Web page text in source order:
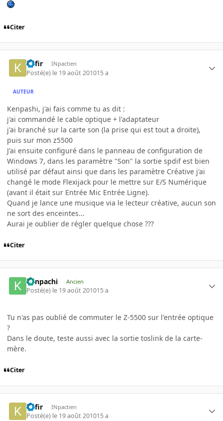
Citer
Kafir INpactien
Posté(e) le 19 août 201015 a
AUTEUR
Kenpashi, j'ai fais comme tu as dit :
j'ai commandé le cable optique + l'adaptateur
j'ai branché sur la carte son (la prise qui est tout a droite),
puis sur mon z5500
J'ai ensuite configuré dans le panneau de configuration de
Windows 7, dans les paramètre "Son" la sortie spdif est bien
utilisé par défaut ainsi que dans les paramètre Créative j'ai
changé le mode Flexijack pour le mettre sur E/S Numérique
(avant il était sur Entrée Mic Entrée Ligne).
Quand je lance une musique via le lecteur créative, aucun son
ne sort des enceintes...
Aurai je oublier de régler quelque chose ???
Citer
Kenpachi Ancien
Posté(e) le 19 août 201015 a
Tu n'as pas oublié de commuter le Z-5500 sur l'entrée optique
?
Dans le doute, teste aussi avec la sortie toslink de la carte-
mère.
Citer
Kafir INpactien
Posté(e) le 19 août 201015 a